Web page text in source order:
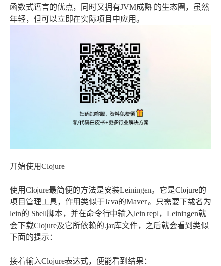
函数式语言的优点，同时又拥有JVM成熟 的生态圈，虽然
年轻，但可以立即在实际项目中应用。
开始使用Clojure
使用Clojure最简便的方法是安装Leiningen。它是Clojure的
项目管理工具，作用类似于Java的Maven。只需要下载名为
lein的 Shell脚本，并在命令行中输入lein repl，Leiningen就
会下载Clojure及它所依赖的.jar库文件，之后就会看到类似
下面的提示：
接着输入Clojure表达式，便能看到结果：